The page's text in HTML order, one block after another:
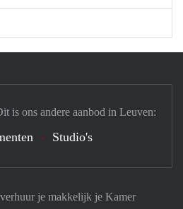
je makkelijk je Kamer
is ons andere aanbod in Leuven:
Studio's